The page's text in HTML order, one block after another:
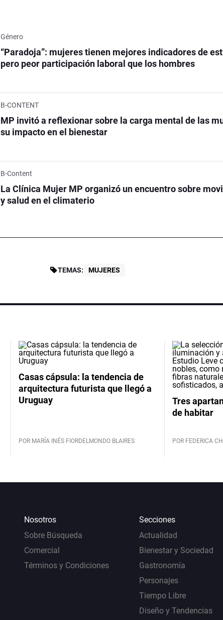
Género
“Paradoja”: mujeres tienen mejores indicadores de
pero peor participación laboral que los hombres
B-CONTENT
MP invitó a reflexionar sobre la carga mental de las
su impacto en el bienestar
B-Content
La Clínica Mujer MP organizó un encuentro sobre
y salud en el climaterio
TEMAS: MUJERES
Casas cápsula: la tendencia de
arquitectura futurista que llegó a
Uruguay
POR MARÍA INÉS FIORDELMONDO BLAIRES
Tres
de habitar
POR FEDERICA
Nosotros
Sobre Búsqueda
Comercial
Términos y Condiciones
Secciones
Actualidad
Bienestar y Sociedad
Gastronomía
Personajes
Tiempo Libre
Diseño y Tendencias